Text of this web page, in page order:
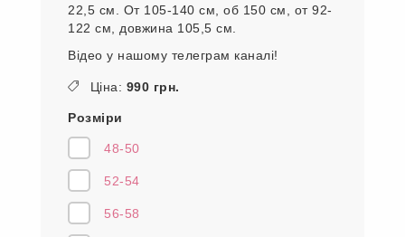
22,5 см. От 105-140 см, об 150 см, от 92-
122 см, довжина 105,5 см.
Відео у нашому телеграм каналі!
Ціна: 990 грн.
Розміри
48-50
52-54
56-58